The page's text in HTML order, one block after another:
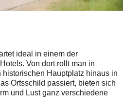
ideal in einem der
Von dort rollt man in
Hauptplatz hinaus in
Ortsschild passiert, bieten sich
und Lust ganz verschiedene